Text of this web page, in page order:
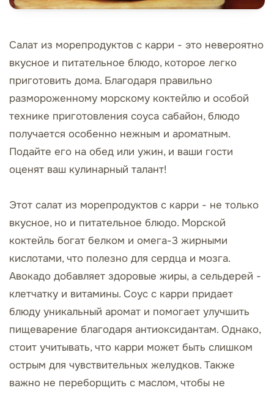
Салат из морепродуктов с карри - это невероятно
вкусное и питательное блюдо, которое легко
приготовить дома. Благодаря правильно
размороженному морскому коктейлю и особой
технике приготовления соуса сабайон, блюдо
получается особенно нежным и ароматным.
Подайте его на обед или ужин, и ваши гости
оценят ваш кулинарный талант!
Этот салат из морепродуктов с карри - не только
вкусное, но и питательное блюдо. Морской
коктейль богат белком и омега-3 жирными
кислотами, что полезно для сердца и мозга.
Авокадо добавляет здоровые жиры, а сельдерей -
клетчатку и витамины. Соус с карри придает
блюду уникальный аромат и помогает улучшить
пищеварение благодаря антиоксидантам. Однако,
стоит учитывать, что карри может быть слишком
острым для чувствительных желудков. Также
важно не переборщить с маслом, чтобы не